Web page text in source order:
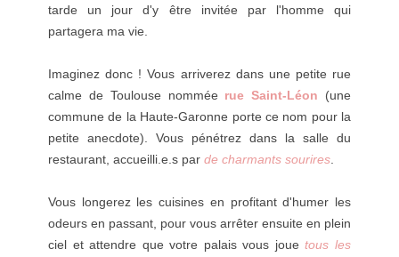
tarde un jour d'y être invitée par l'homme qui
partagera ma vie.
Imaginez donc ! Vous arriverez dans une petite rue
calme de Toulouse nommée rue Saint-Léon (une
commune de la Haute-Garonne porte ce nom pour la
petite anecdote). Vous pénétrez dans la salle du
restaurant, accueilli.e.s par de charmants sourires
Vous longerez les cuisines en profitant d'humer les
odeurs en passant, pour vous arrêter ensuite en plein
ciel et attendre que votre palais vous jouetous les